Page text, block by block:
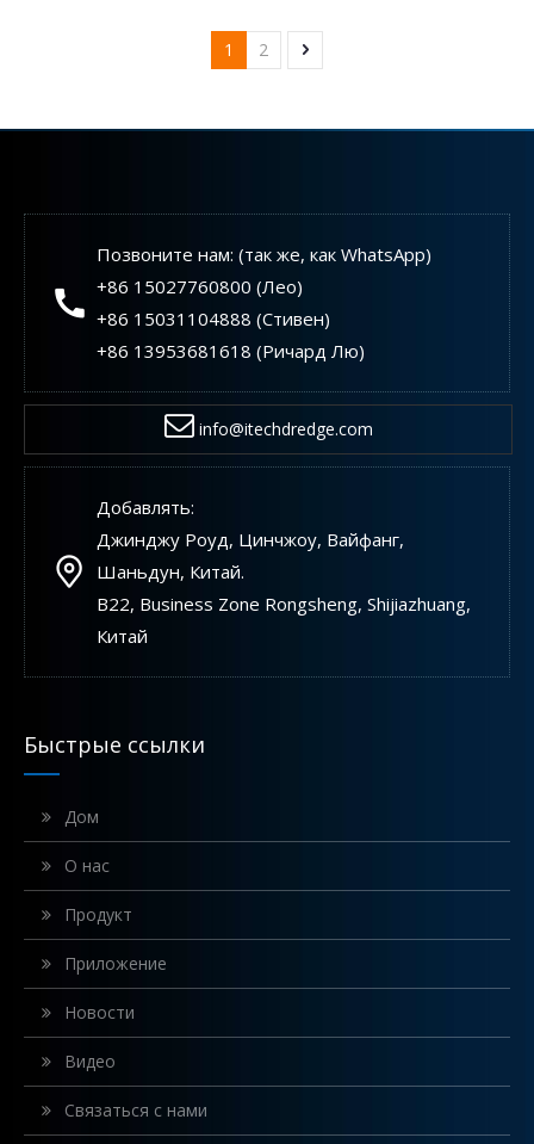
песка с погружным
шламовым насосом
1 2
Позвоните нам: (так же, как WhatsApp)
+86 15027760800 (Лео)
+86 15031104888 (Стивен)
+86 13953681618 (Ричард Лю)
info@itechdredge.com
Добавлять:
Джинджу Роуд, Цинчжоу, Вайфанг,
Шаньдун, Китай.
B22, Business Zone Rongsheng, Shijiazhuang,
Китай
Быстрые ссылки
Дом
О нас
Продукт
Приложение
Новости
Видео
Связаться с нами